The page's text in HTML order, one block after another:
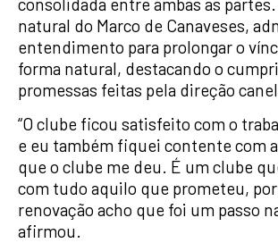
natural do Marco de Canaveses,
entendimento para prolongar o
forma natural, destacando o
promessas feitas pela direção
“O clube ficou satisfeito com o
e eu também fiquei contente com
que o clube me deu. É um clube
com tudo aquilo que prometeu,
renovação acho que foi um passo
afirmou.